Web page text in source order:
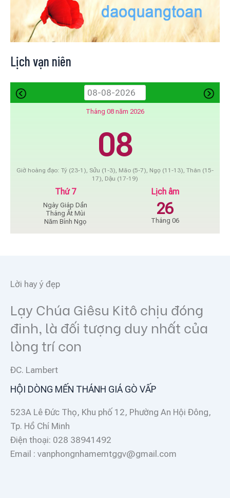
Lịch vạn niên
Tháng 08 năm 2026
08
Giờ hoàng đạo: Tý (23-1), Sửu (1-3), Mão (5-7), Ngọ (11-13), Thân (15-
17), Dậu (17-19)
Thứ 7
Ngày Giáp Dần
Tháng Ất Mùi
Năm Bính Ngọ
Lịch âm
26
Tháng 06
Lời hay ý đẹp
Lạy Chúa Giêsu Kitô chịu đóng
đinh, là đối tượng duy nhất của
lòng trí con
ĐC. Lambert
HỘI DÒNG MẾN THÁNH GIÁ GÒ VẤP
523A Lê Đức Thọ, Khu phố 12, Phường An Hội Đông,
Tp. Hồ Chí Minh
Điện thoại: 028 38941492
Email : vanphongnhamemtggv@gmail.com